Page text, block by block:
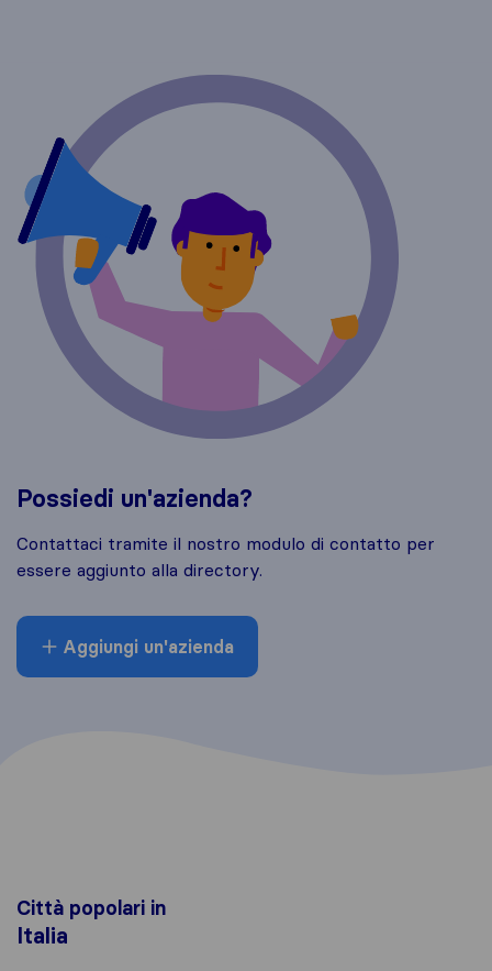
Possiedi un'azienda?
Contattaci tramite il nostro modulo di contatto per
essere aggiunto alla directory.
Aggiungi un'azienda
Città popolari in
Italia